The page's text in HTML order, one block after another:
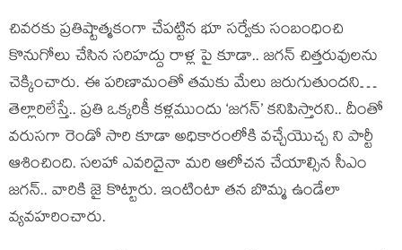
చివ‌ర‌కు ప్ర‌తిష్టాత్మకంగా చేప‌ట్టిన భూ స‌ర్వేకు సంబంధించి
కొనుగోలు చేసిన‌ స‌రిహ‌ద్దు రాళ్ల పై కూడా.. జ‌గన్ చిత్త‌రువుల‌ను
చెక్కించారు. ఈ ప‌రిణామంతో త‌మ‌కు మేలు జ‌రుగుతుంద‌ని…
తెల్లారిలేస్తే.. ప్ర‌తి ఒక్క‌రికీ క‌ళ్ల‌ముందు ‘జ‌గ‌న్‌’ క‌నిపిస్తార‌ని.. దీంతో
వ‌రుస‌గా రెండో సారి కూడా అధికారంలోకి వ‌చ్చేయొచ్చ ని పార్టీ
ఆశించింది. సలహా ఎవరిదైనా మ‌రి ఆలోచ‌న చేయాల్సిన సీఎం
జ‌గ‌న్‌.. వారికి జై కొట్టారు. ఇంటింటా త‌న బొమ్మ ఉండేలా
వ్య‌వ‌హ‌రించారు.